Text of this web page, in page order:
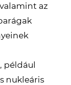
az
például
nukleáris